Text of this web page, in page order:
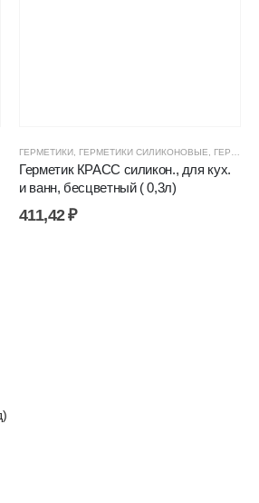
,КРАСС ГЕРМЕТИКИ,ЦЕНОВЫЕ
ГЕРМЕТИКИ ГЕРМЕТИКИ СИЛИКОНОВЫЕ ГЕРМЕТИКИ, КЛЕИ, ПЕНЫ
Герметик КРАСС силикон., для кух.
и ванн, бесцветный ( 0,3л)
411,42₽